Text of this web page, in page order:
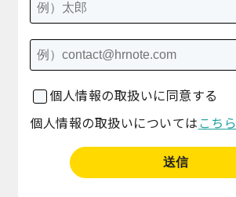
個人情報の取扱いに同意する
個人情報の取扱いについては こちら